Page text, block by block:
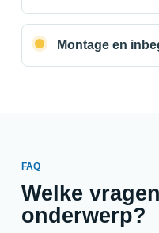
Montage en
FAQ
Welke
onderwerp?